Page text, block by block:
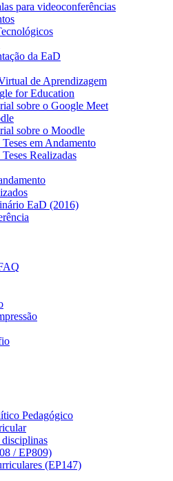
para videoconferências
da EaD
de Aprendizagem
for Education
sobre o Google Meet
sobre o Moodle
Teses em Andamento
Realizadas
EaD (2016)
Pedagógico
/ EP809)
(EP147)